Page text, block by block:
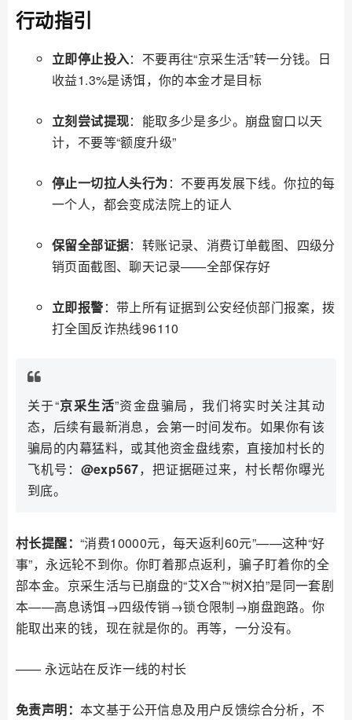
行动指引
立即停止投入：不要再往“京采生活”转一分钱。日
收益1.3%是诱饵，你的本金才是目标
立刻尝试提现：能取多少是多少。崩盘窗口以天
计，不要等“额度升级”
停止一切拉人头行为 ：不要再发展下线。你拉的每
一个人，都会变成法院上的证人
保留全部证据：转账记录、消费订单截图、四级分
销页面截图、聊天记录——全部保存好
立即报警：带上所有证据到公安经侦部门报案，拨
打全国反诈热线96110
关于“京采生活”资金盘骗局，我们将实时关注其动
态，后续有最新消息，会第一时间发布。如果你有该
骗局的内幕猛料，或其他资金盘线索，直接加村长的
飞机号： @exp567，把证据砸过来，村长帮你曝光
到底。
村长提醒： “消费10000元，每天返利60元”——这种“好
事”，永远轮不到你。你盯着那点返利，骗子盯着你的全
部本金。京采生活与已崩盘的“艾X合”“树X拍”是同一套剧
本——高息诱饵→四级传销→锁仓限制→崩盘跑路。你
能取出来的钱，现在就是你的。再等，一分没有。
—— 永远站在反诈一线的村长
免责声明： 本文基于公开信息及用户反馈综合分析，不